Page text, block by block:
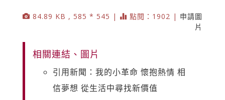
84.89 KB , 585 * 545 | 點閱：1902 | 申請圖
片
相關連結、圖片
引用新聞：我的小革命 懷抱熱情 相
信夢想 從生活中尋找新價值